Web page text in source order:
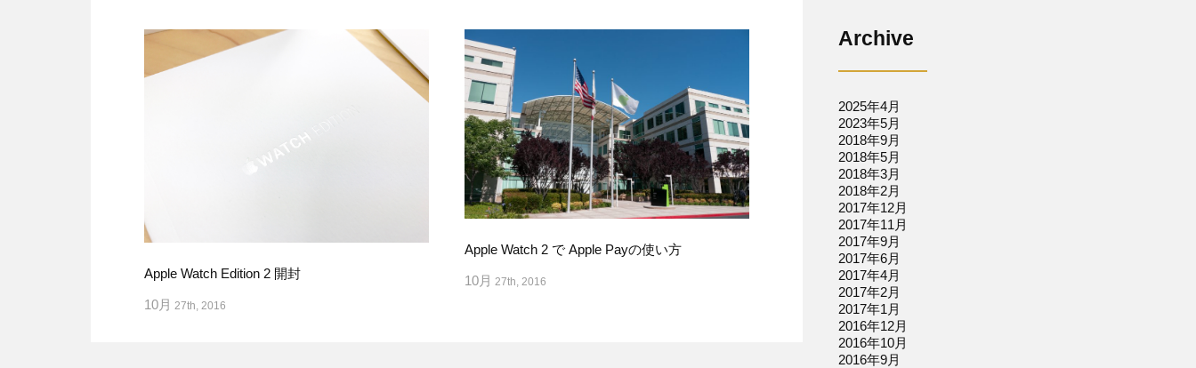
Apple Watch Edition 2 開封
10月 27th, 2016
Apple Watch 2 で Apple Payの使い方
10月 27th, 2016
Archive
2025年4月
2023年5月
2018年9月
2018年5月
2018年3月
2018年2月
2017年12月
2017年11月
2017年9月
2017年6月
2017年4月
2017年2月
2017年1月
2016年12月
2016年10月
2016年9月